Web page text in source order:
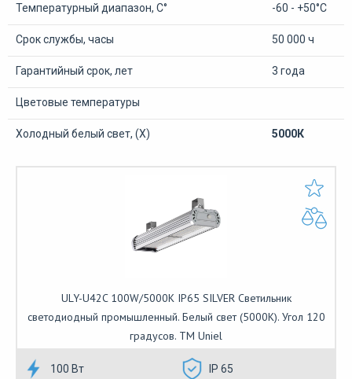
Температурный диапазон, С° -60 - +50°С
Срок службы, часы 50 000 ч
Гарантийный срок, лет 3 года
Цветовые температуры
Холодный белый свет, (Х) 5000К
ULY-U42C 100W/5000K IP65 SILVER Светильник
светодиодный промышленный. Белый свет (5000K). Угол 120
градусов. TM Uniel
100 Вт
IP 65